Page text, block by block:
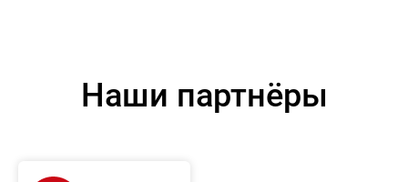
Наши партнёры